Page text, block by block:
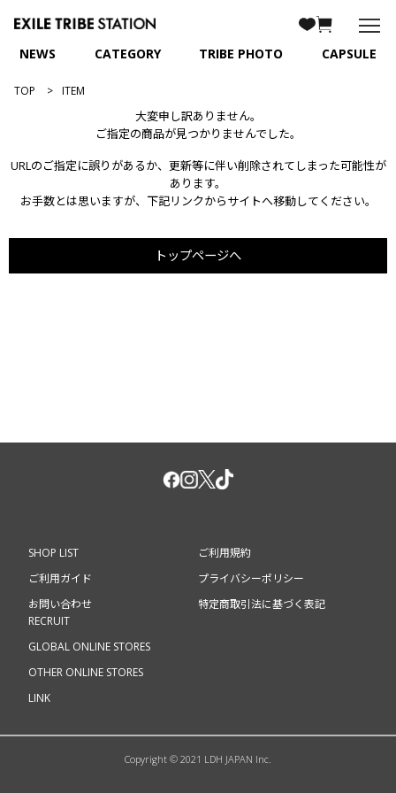
NEWS CATEGORY TRIBE PHOTO CAPSULE
TOP ITEM
大変申し訳ありません。
ご指定の商品が見つかりませんでした。
URLのご指定に誤りがあるか、更新等に伴い削除されてしまった可能性が
あります。
お手数とは思いますが、下記リンクからサイトへ移動してください。
トップページへ
SHOP LIST
ご利用ガイド
お問い合わせ
ご利用規約
プライバシーポリシー
特定商取引法に基づく表記
RECRUIT
GLOBAL ONLINE STORES
OTHER ONLINE STORES
LINK
Copyright © 2021 LDH JAPAN Inc.